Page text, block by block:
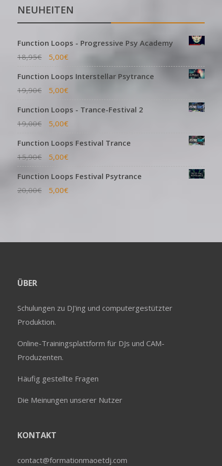
NEUHEITEN
Function Loops - Progressive Psy Academy
18,95€ 5,00€
Function Loops Interstellar Psytrance
19,90€ 5,00€
Function Loops - Trance-Festival 2
19,00€ 5,00€
Function Loops Festival Trance
15,90€ 5,00€
Function Loops Festival Psytrance
20,00€ 5,00€
ÜBER
Schulungen zu DJ'ing und computergestützter
Produktion.
Online-Trainingsplattform für DJs und CAM-
Produzenten.
Häufig gestellte Fragen
Die Meinungen unserer Nutzer
KONTAKT
contact@formationmaoetdj.com